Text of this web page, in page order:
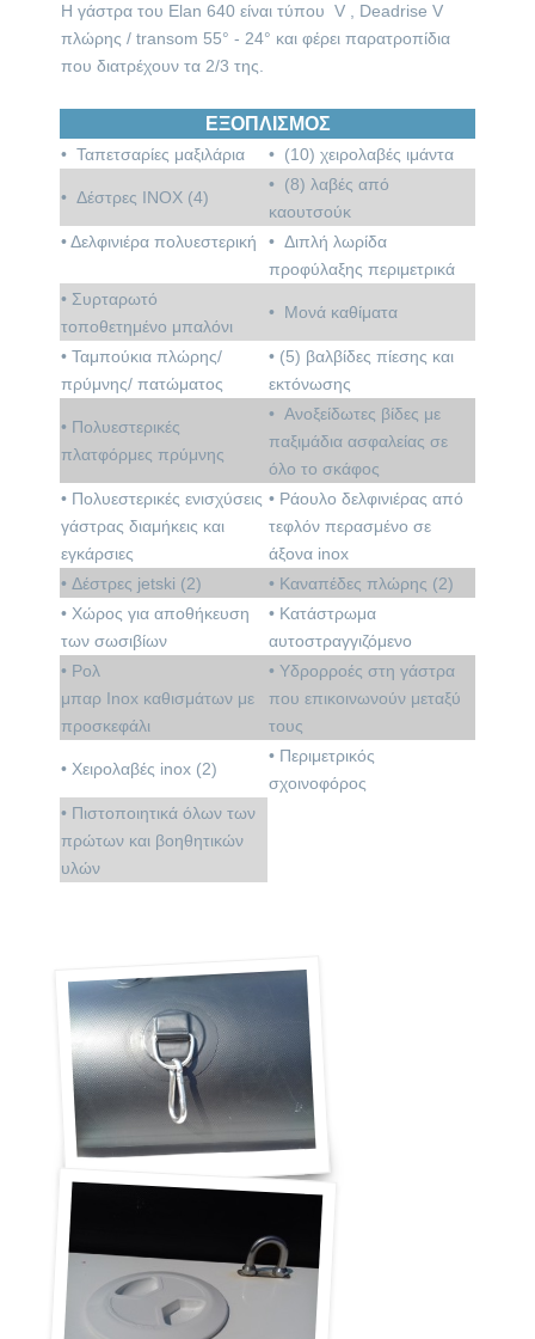
Η γάστρα του Elan 640 είναι τύπου V , Deadrise V
πλώρης / transom 55° - 24° και φέρει παρατροπίδια
που διατρέχουν τα 2/3 της.
ΕΞΟΠΛΙΣΜΟΣ
• Ταπετσαρίες μαξιλάρια • (10) χειρολαβές ιμάντα
• Δέστρες INOX (4)
• (8) λαβές από
καουτσούκ
• Δελφινιέρα πολυεστερική
• Διπλή λωρίδα
προφύλαξης περιμετρικά
• Συρταρωτό
τοποθετημένο μπαλόνι
• Μονά καθίματα
• Ταμπούκια πλώρης/
πρύμνης/ πατώματος
• (5) βαλβίδες πίεσης και
εκτόνωσης
• Πολυεστερικές
πλατφόρμες πρύμνης
• Ανοξείδωτες βίδες με
παξιμάδια ασφαλείας σε
όλο το σκάφος
• Πολυεστερικές ενισχύσεις
γάστρας διαμήκεις και
εγκάρσιες
• Ράουλο δελφινιέρας από
τεφλόν περασμένο σε
άξονα inox
• Δέστρες jetski (2) • Καναπέδες πλώρης (2)
• Χώρος για αποθήκευση
των σωσιβίων
• Κατάστρωμα
αυτοστραγγιζόμενο
• Ρολ
μπαρ Inox καθισμάτων με
προσκεφάλι
• Υδρορροές στη γάστρα
που επικοινωνούν μεταξύ
τους
• Χειρολαβές inox (2)
• Περιμετρικός
σχοινοφόρος
• Πιστοποιητικά όλων των
πρώτων και βοηθητικών
υλών